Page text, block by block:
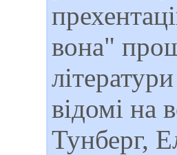
вона"
відомі на
Тунберг,